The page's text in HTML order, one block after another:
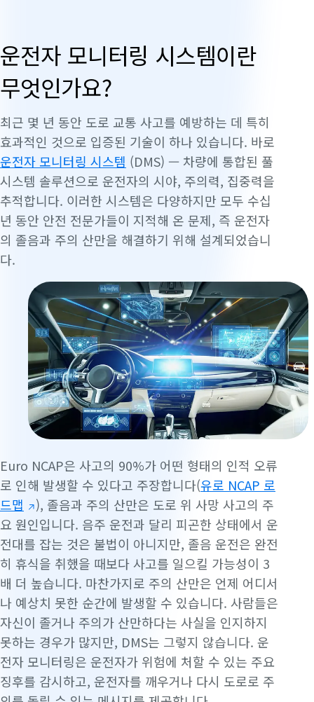
운전자 모니터링 시스템이란
무엇인가요?
최근 몇 년 동안 도로 교통 사고를 예방하는 데 특히
효과적인 것으로 입증된 기술이 하나 있습니다. 바로
운전자 모니터링 시스템 (DMS) — 차량에 통합된 풀
시스템 솔루션으로 운전자의 시야, 주의력, 집중력을
추적합니다. 이러한 시스템은 다양하지만 모두 수십
년 동안 안전 전문가들이 지적해 온 문제, 즉 운전자
의 졸음과 주의 산만을 해결하기 위해 설계되었습니
다.
Euro NCAP은 사고의 90%가 어떤 형태의 인적 오류
로 인해 발생할 수 있다고 주장합니다(유로 NCAP 로
드맵
), 졸음과 주의 산만은 도로 위 사망 사고의 주
요 원인입니다. 음주 운전과 달리 피곤한 상태에서 운
전대를 잡는 것은 불법이 아니지만, 졸음 운전은 완전
히 휴식을 취했을 때보다 사고를 일으킬 가능성이 3
배 더 높습니다. 마찬가지로 주의 산만은 언제 어디서
나 예상치 못한 순간에 발생할 수 있습니다. 사람들은
자신이 졸거나 주의가 산만하다는 사실을 인지하지
못하는 경우가 많지만, DMS는 그렇지 않습니다. 운
전자 모니터링은 운전자가 위험에 처할 수 있는 주요
징후를 감시하고, 운전자를 깨우거나 다시 도로로 주